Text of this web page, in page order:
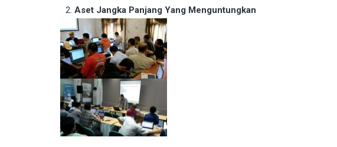
Aset Jangka Panjang Yang Menguntungkan